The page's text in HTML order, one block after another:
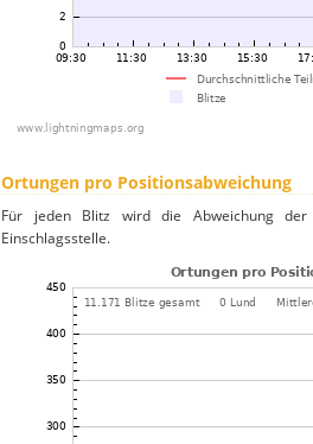
Ortungen pro Positionsabweichung
Für jeden Blitz wird die Abweichung
Einschlagsstelle.